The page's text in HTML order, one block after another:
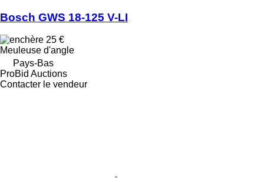
Bosch GWS 18-125 V-LI
25 €
Meuleuse d'angle
Pays-Bas
ProBid Auctions
Contacter le vendeur